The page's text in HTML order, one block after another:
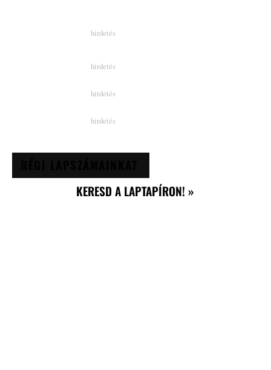
KERESD A LAPTAPÍRON! »